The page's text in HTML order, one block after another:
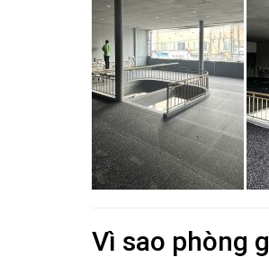
Vì sao phòng